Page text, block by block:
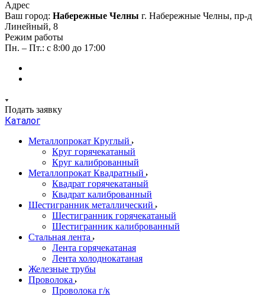
Адрес
Ваш город: Набережные Челны г. Набережные Челны, пр-д
Линейный, 8
Режим работы
Пн. – Пт.: с 8:00 до 17:00
Подать заявку
Каталог
Металлопрокат Круглый
Круг горячекатаный
Круг калиброванный
Металлопрокат Квадратный
Квадрат горячекатаный
Квадрат калиброванный
Шестигранник металлический
Шестигранник горячекатаный
Шестигранник калиброванный
Стальная лента
Лента горячекатаная
Лента холоднокатаная
Железные трубы
Проволока
Проволока г/к